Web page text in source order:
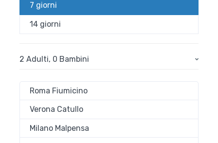
7 giorni
14 giorni
2 Adulti, 0 Bambini
Roma Fiumicino
Verona Catullo
Milano Malpensa